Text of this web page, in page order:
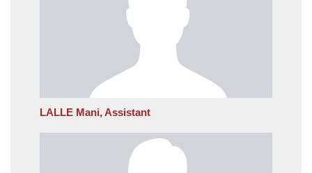
LALLE Mani, Assistant